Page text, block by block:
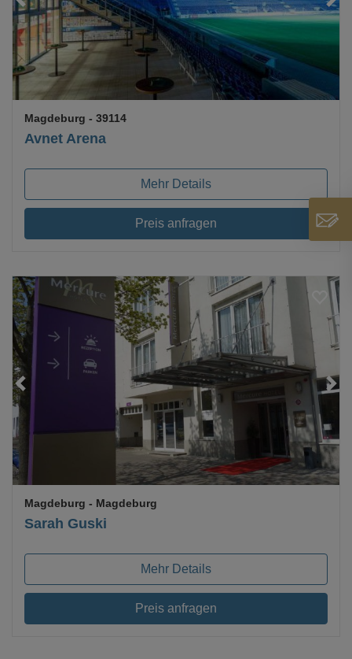
Avnet Arena
Magdeburg - 39114
Mehr Details
Preis anfragen
Loading...
Sarah Guski
Magdeburg - Magdeburg
Mehr Details
Preis anfragen